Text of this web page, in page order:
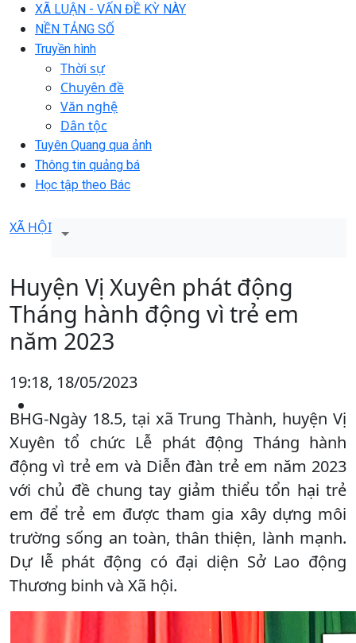
XÃ LUẬN - VẤN ĐỀ KỲ NÀY
NỀN TẢNG SỐ
Truyền hình
Thời sự
Chuyên đề
Văn nghệ
Dân tộc
Tuyên Quang qua ảnh
Thông tin quảng bá
Học tập theo Bác
XÃ HỘI
Huyện Vị Xuyên phát động
Tháng hành động vì trẻ em
năm 2023
19:18, 18/05/2023
BHG-Ngày 18.5, tại xã Trung Thành, huyện Vị
Xuyên tổ chức Lễ phát động Tháng hành
động vì trẻ em và Diễn đàn trẻ em năm 2023
với chủ đề chung tay giảm thiểu tổn hại trẻ
em để trẻ em được tham gia xây dựng môi
trường sống an toàn, thân thiện, lành mạnh.
Dự lễ phát động có đại diện Sở Lao động
Thương binh và Xã hội.